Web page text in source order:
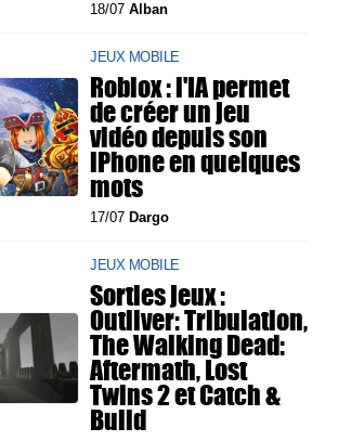
18/07Alban
JEUX MOBILE
Roblox : l'IA permet
de créer un jeu
vidéo depuis son
iPhone en quelques
mots
17/07 Dargo
JEUX MOBILE
Sorties jeux :
Outliver: Tribulation,
The Walking Dead:
Aftermath, Lost
Twins 2 et Catch &
Build